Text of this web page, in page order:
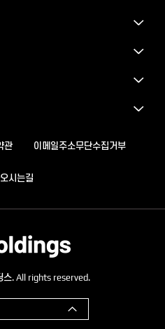
관 이메일주소무단수집거부
시는길
스. All rights reserved.